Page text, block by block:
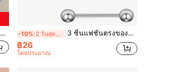
-10% 2 วันสุดท้าย 3 ชิ้นแฟชั่นตรงของยกน้ำหนักแหวนลิ้นกับลูกกลมคู่เครื่องประดับเจาะร่างกาย, ยูนิเซกส์
฿26
โดยประมาณ